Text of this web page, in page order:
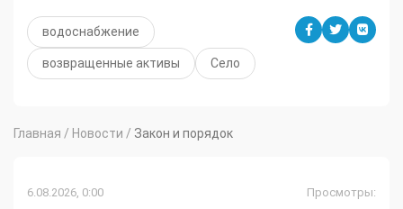
водоснабжение
возвращенные активы Село
Главная / Новости / Закон и порядок
6.08.2026, 0:00 Просмотры: